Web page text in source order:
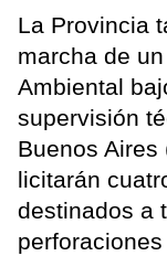
La Provincia
marcha de
Ambiental
supervisión
Buenos Aires
licitarán
destinados a